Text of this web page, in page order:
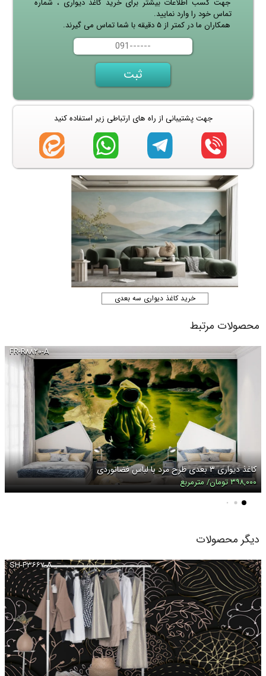
جهت کسب اطلاعات بیشتر برای خرید کاغذ دیواری ، شماره
تماس خود را وارد نمایید.
همکاران ما در کمتر از ۵ دقیقه با شما تماس می گیرند.
جهت پشتیبانی از راه های ارتباطی زیر استفاده کنید
خرید کاغذ دیواری سه بعدی
محصولات مرتبط
FR-R۸۸۲۰-A
کاغذ دیواری ۳ بعدی طرح مرد با لباس فضانوردی
۳۹۸,۰۰۰ تومان/ مترمربع
دیگر محصولات
SH-P۳۶۶۷-A